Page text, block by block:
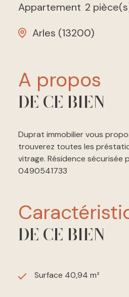
Appartement 2
Arles (13200)
a propos
DE CE BIEN
Duprat immobilier vous
trouverez toutes les
vitrage. Résidence
0490541733
DE CE BIEN
Surface 40,94 m²